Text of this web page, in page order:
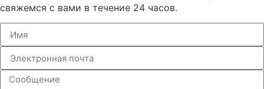
свяжемся с вами в течение 24 часов.